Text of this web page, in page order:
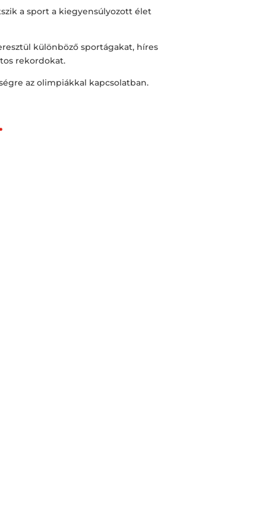
a sport a kiegyensúlyozott élet
különböző sportágakat, híres
rekordokat.
az olimpiákkal kapcsolatban.